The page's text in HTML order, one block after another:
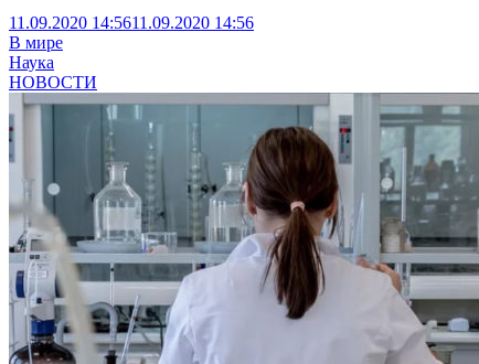
11.09.2020 14:5611.09.2020 14:56
В мире
Наука
НОВОСТИ